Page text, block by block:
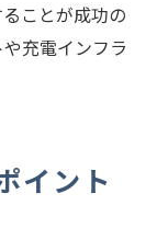
ことが成功の
充電インフラ
イント